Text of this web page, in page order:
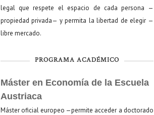
legal que respete el espacio de cada persona —
propiedad privada— y permita la libertad de elegir —
libre mercado.
PROGRAMA ACADÉMICO
Máster en Economía de la Escuela
Austriaca
Máster oficial europeo —permite acceder a doctorado